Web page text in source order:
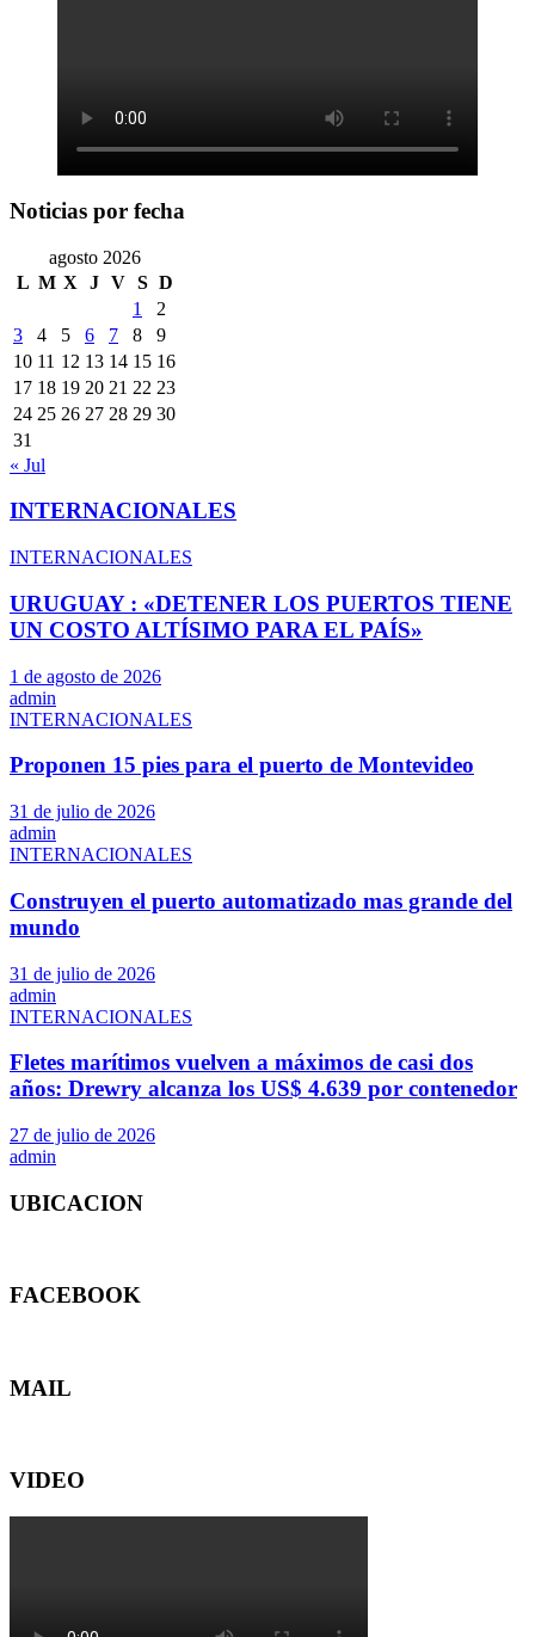
Noticias por fecha
agosto 2026
L M X J V S D
1
2
3
4 5 6 7 8
9
10 11 12 13 14 15 16
17 18 19 20 21 22 23
24 25 26 27 28 29 30
31
« Jul
INTERNACIONALES
INTERNACIONALES
URUGUAY : «DETENER LOS PUERTOS TIENE
UN COSTO ALTÍSIMO PARA EL PAÍS»
1 de agosto de 2026
admin
INTERNACIONALES
Proponen 15 pies para el puerto de Montevideo
31 de julio de 2026
admin
INTERNACIONALES
Construyen el puerto automatizado mas grande del
mundo
31 de julio de 2026
admin
INTERNACIONALES
Fletes marítimos vuelven a máximos de casi dos
años: Drewry alcanza los US$ 4.639 por contenedor
27 de julio de 2026
admin
UBICACION
FACEBOOK
MAIL
VIDEO